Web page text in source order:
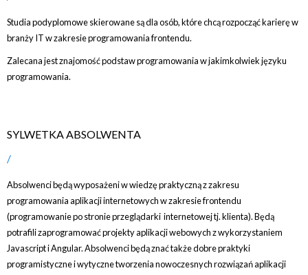
Studia podyplomowe skierowane są dla osób, które chcą rozpocząć karierę w
branży IT w zakresie programowania frontendu.
Zalecana jest znajomość podstaw programowania w jakimkolwiek języku
programowania.
SYLWETKA ABSOLWENTA
Absolwenci będą wyposażeni w wiedzę praktyczną z zakresu
programowania aplikacji internetowych w zakresie frontendu
(programowanie po stronie przeglądarki internetowej tj. klienta). Będą
potrafili zaprogramować projekty aplikacji webowych z wykorzystaniem
Javascript i Angular. Absolwenci będą znać także dobre praktyki
programistyczne i wytyczne tworzenia nowoczesnych rozwiązań aplikacji